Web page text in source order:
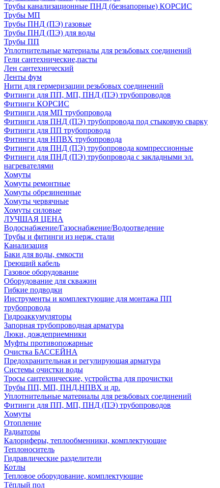
Трубы канализационные ПНД (безнапорные) КОРСИС
Трубы МП
Трубы ПНД (ПЭ) газовые
Трубы ПНД (ПЭ) для воды
Трубы ПП
Уплотнительные материалы для резьбовых соединений
Гели сантехнические,пасты
Лен сантехнический
Ленты фум
Нити для гермеризации резьбовых соединений
Фитинги для ПП, МП, ПНД (ПЭ) трубопроводов
Фитинги КОРСИС
Фитинги для МП трубопровода
Фитинги для ПНД (ПЭ) трубопровода под стыковую сварку
Фитинги для ПП трубопровода
Фитинги для НПВХ трубопровода
Фитинги для ПНД (ПЭ) трубопровода компрессионные
Фитинги для ПНД (ПЭ) трубопровода с закладными эл.
нагревателями
Хомуты
Хомуты ремонтные
Хомуты обрезиненные
Хомуты червячные
Хомуты силовые
ЛУЧШАЯ ЦЕНА
Водоснабжение/Газоснабжение/Водоотведение
Трубы и фитинги из нерж. стали
Канализация
Баки для воды, емкости
Греющий кабель
Газовое оборудование
Оборудование для скважин
Гибкие подводки
Инструменты и комплектующие для монтажа ПП
трубопровода
Гидроаккумуляторы
Запорная трубопроводная арматура
Люки, дождеприемники
Муфты противопожарные
Очистка БАССЕЙНА
Предохранительная и регулирующая арматура
Системы очистки воды
Тросы сантехнические, устройства для прочистки
Трубы ПП, МП, ПНД,НПВХ и др.
Уплотнительные материалы для резьбовых соединений
Фитинги для ПП, МП, ПНД (ПЭ) трубопроводов
Хомуты
Отопление
Радиаторы
Калориферы, теплообменники, комплектующие
Теплоноситель
Гидравлические разделители
Котлы
Тепловое оборудование, комплектующие
Тёплый пол